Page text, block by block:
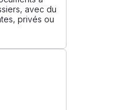
avec du
privés ou